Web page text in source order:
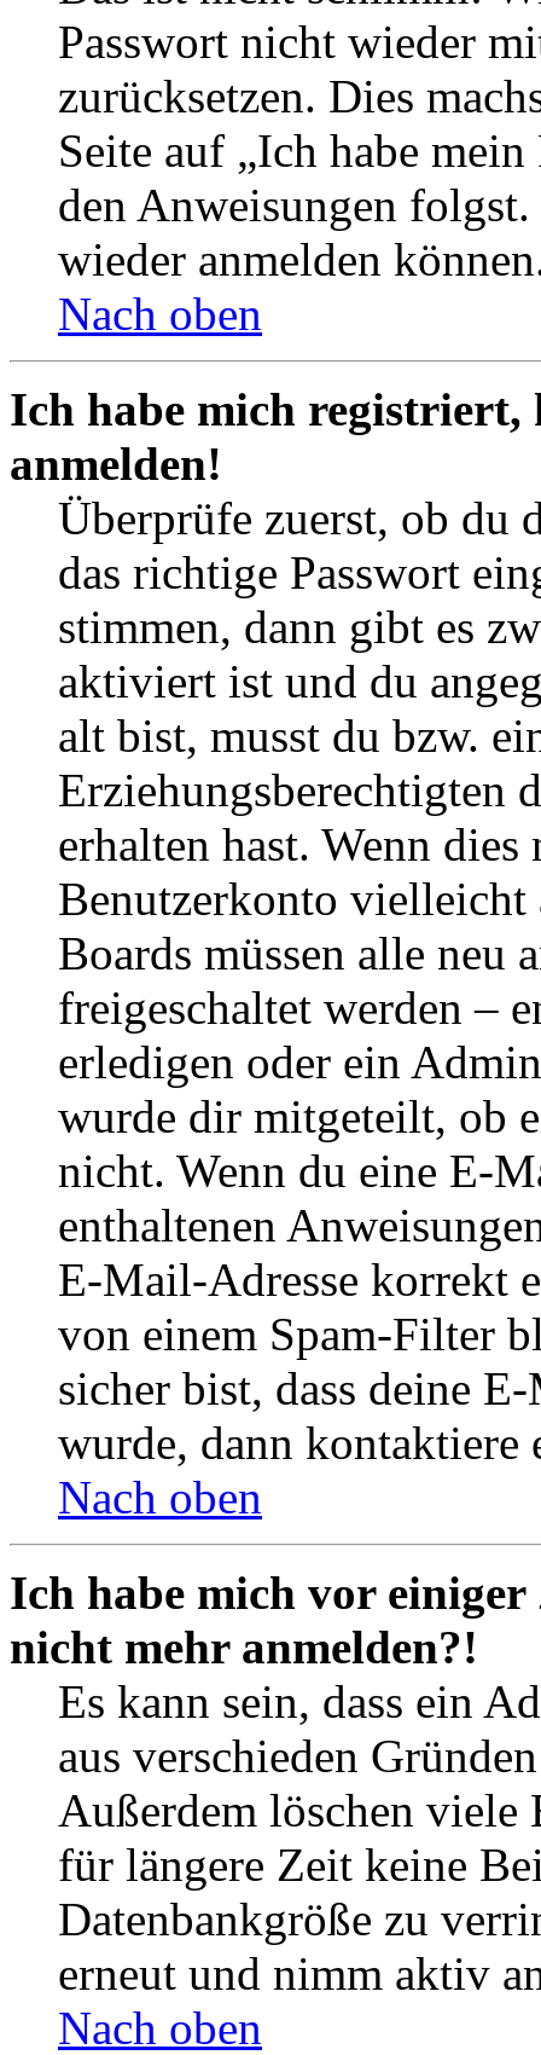
Passwort nicht wieder
zurücksetzen. Dies
Seite auf „Ich habe
den Anweisungen
wieder anmelden
Nach oben
Ich habe mich
anmelden!
Überprüfe zuerst, ob du
das richtige Passwort
stimmen, dann gibt es
aktiviert ist und du
alt bist, musst du bzw.
Erziehungsberechtigten
erhalten hast. Wenn
Benutzerkonto
Boards müssen alle neu
freigeschaltet werden –
erledigen oder ein
wurde dir mitgeteilt, ob
nicht. Wenn du eine E-
enthaltenen
E-Mail-Adresse korrekt
von einem Spam-Filter
sicher bist, dass deine
wurde, dann kontaktiere
Nach oben
Ich habe mich vor
nicht mehr anmelden?!
Es kann sein, dass ein
aus verschieden
Außerdem löschen viele
für längere Zeit keine
Datenbankgröße zu
erneut und nimm aktiv
Nach oben